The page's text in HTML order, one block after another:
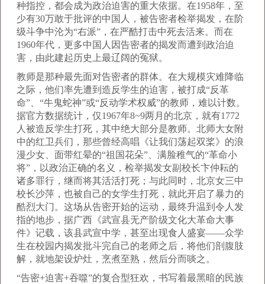
种指控，都会成为政治迫害的重大依据。在1958年，至
少有30万敢于批评的中国人，被告密者检举揭发，在阶
级斗争中沦为“右派”，在严酷打击中死去活来。而在
1960年代，更多中国人因告密者的揭发而遭到政治迫
害，由此建起历史上最辽阔的冤狱。
教师是那种最先面对告密者的群体。在大规模灾难降临
之际，他们率先遭到造反学生的迫害，被打成“反革
命”、“牛鬼蛇神”或“反动学术权威”的教师，难以计数。
据官方数据统计，仅1967年8~9两月的北京，就有1772
人被造反学生打死，其中绝大部分是教师。北师大女附
中的红卫兵们，那些曾经高唱《让我们荡起双桨》的浪
漫少女、面带红晕的“祖国花朵”、满脸稚气的“革命小
将”，以政治正确的名义，检举揭发女副校长卞仲耘的
诸多罪行，继而将其活活打死；与此同时，北京女三中
校长沙萍，也被自己的女学生打死，就此开启了暴力的
酷烈大门。这场从告密开始的运动，最终升温到令人发
指的地步，据广西《武宣县无产阶级文化大革命大事
件》记载，该县武宣中学，甚至出现食人盛宴——众学
生在校园内揭发批斗完自己的老师之后，将他们剖腹肢
解，就地架设炉灶，烹煮至熟，然后分而啖之。
“告密+迫害+吞噬”的复合型狂欢，书写着最黑暗的民族